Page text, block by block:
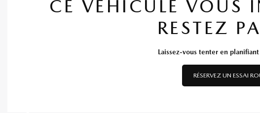
CE VÉHICULE VOUS
RESTEZ
Laissez-vous tenter en
RÉSERVEZ UN ESSAI